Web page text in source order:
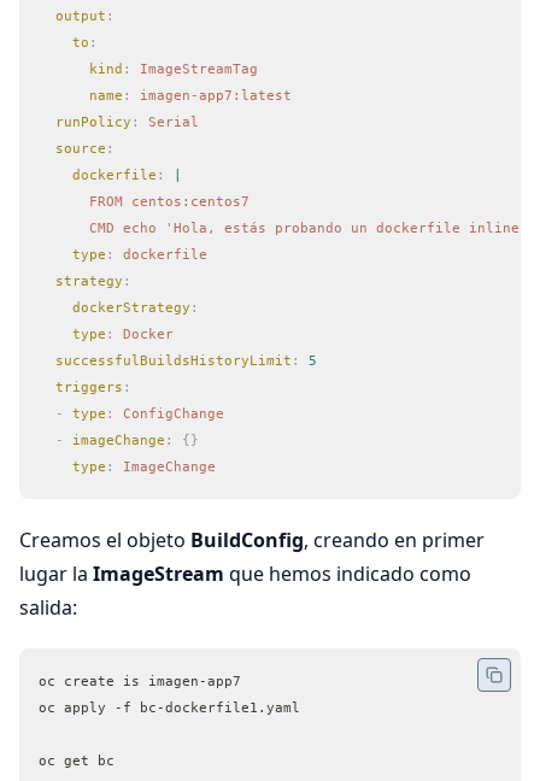
  output
:
    to
:
      kind
:
ImageStreamTag
      name
:
imagen-app7:latest
  runPolicy
:
Serial
  source
:
    dockerfile
:
      FROM centos:centos7
CMD echo 'Hola, estás probando un dockerfile inline'
    type
:
dockerfile
  strategy
:
    dockerStrategy
:
    type
:
Docker
  successfulBuildsHistoryLimit
:
5
  triggers
:
  -
type :
ConfigChange
  -
imageChange :
{}
    type
: ImageChange
Creamos el objeto BuildConfig, creando en primer
lugar la ImageStream que hemos indicado como
salida:
oc create is imagen-app7
oc apply -f bc-dockerfile1.yaml
oc get bc